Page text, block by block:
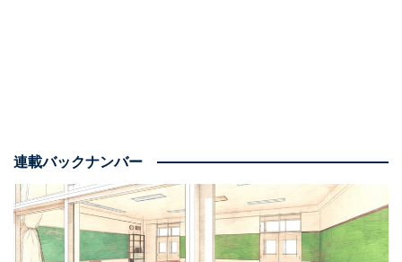
※本記事で紹介している商品の購入やサービスの利用により、売上の一部が
オールアバウトに還元されることがあります。
PTAを強制するデメリット
連載バックナンバー